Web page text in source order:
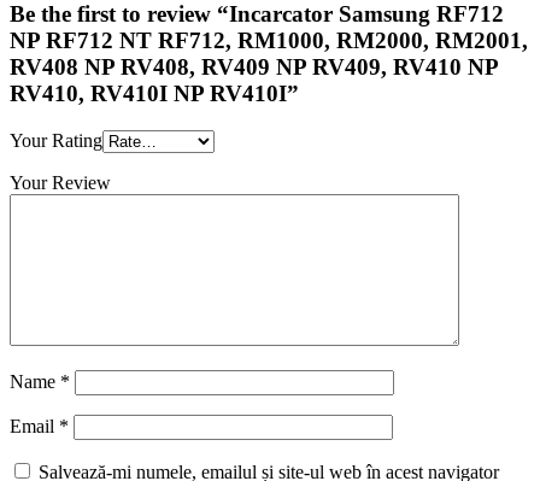
Be the first to review “Incarcator Samsung RF712
NP RF712 NT RF712, RM1000, RM2000, RM2001,
RV408 NP RV408, RV409 NP RV409, RV410 NP
RV410, RV410I NP RV410I”
Your Rating
Your Review
Name *
Email *
Salvează-mi numele, emailul și site-ul web în acest navigator